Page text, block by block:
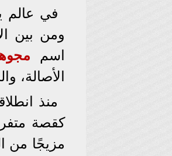
في عالم
ومن بين
اسم
الأصالة،
منذ
كقصة
مزيجًا من